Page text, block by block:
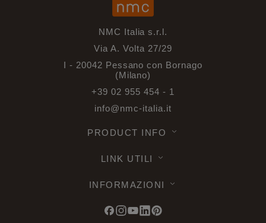
NMC Italia s.r.l.
Via A. Volta 27/29
I - 20042 Pessano con Bornago
(Milano)
+39 02 955 454 - 1
info@nmc-italia.it
PRODUCT INFO
LINK UTILI
INFORMAZIONI